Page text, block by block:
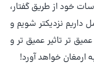
خود از طریق گفتار،
داریم نزدیکتر شویم و
تر تاثیر عمیق تر و
ارمغان خواهد آورد!